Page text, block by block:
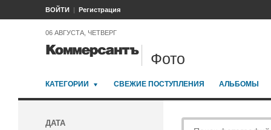
ВОЙТИ Регистрация
06 АВГУСТА, ЧЕТВЕРГ
Фото
КАТЕГОРИИ СВЕЖИЕ ПОСТУПЛЕНИЯ АЛЬБОМЫ
ДАТА